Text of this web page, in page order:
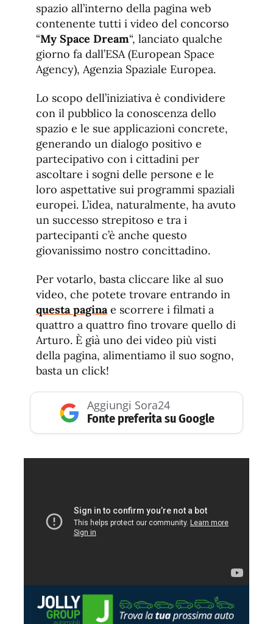
spazio all’interno della pagina web
contenente tutti i video del concorso
“My Space Dream“, lanciato qualche
giorno fa dall’ESA (European Space
Agency), Agenzia Spaziale Europea.
Lo scopo dell’iniziativa è condividere
con il pubblico la conoscenza dello
spazio e le sue applicazioni concrete,
generando un dialogo positivo e
partecipativo con i cittadini per
ascoltare i sogni delle persone e le
loro aspettative sui programmi spaziali
europei. L’idea, naturalmente, ha avuto
un successo strepitoso e tra i
partecipanti c’è anche questo
giovanissimo nostro concittadino.
Per votarlo, basta cliccare like al suo
video, che potete trovare entrando in
questa paginae scorrere i filmati a
quattro a quattro fino trovare quello di
Arturo. È già uno dei video più visti
della pagina, alimentiamo il suo sogno,
basta un click!
Aggiungi Sora24
Fonte preferita su Google